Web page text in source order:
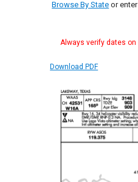
Browse By State or
Always verify dates on
Download PDF